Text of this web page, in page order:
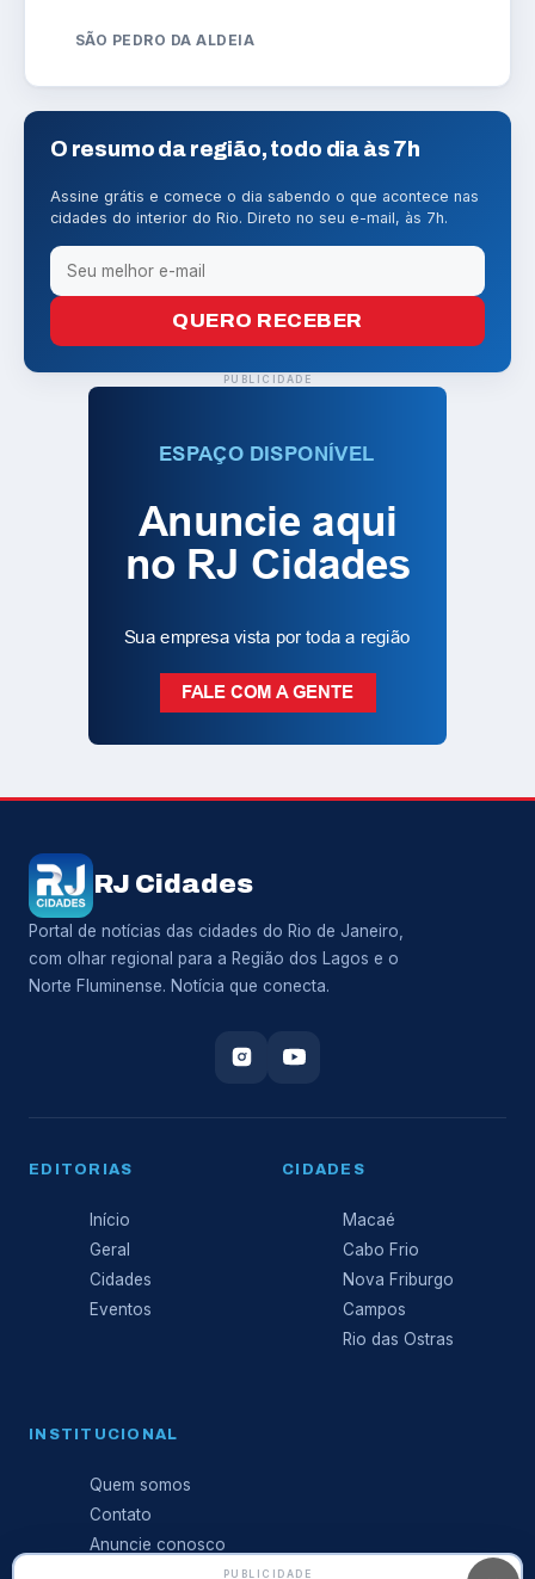
SÃO PEDRO DA ALDEIA
O resumo da região, todo dia às 7h
Assine grátis e comece o dia sabendo o que acontece nas
cidades do interior do Rio. Direto no seu e-mail, às 7h.
QUERO RECEBER
PUBLICIDADE
RJ Cidades
Portal de notícias das cidades do Rio de Janeiro,
com olhar regional para a Região dos Lagos e o
Norte Fluminense. Notícia que conecta.
EDITORIAS
Início
Geral
Cidades
Eventos
CIDADES
Macaé
Cabo Frio
Nova Friburgo
Campos
Rio das Ostras
INSTITUCIONAL
Quem somos
Contato
Anuncie conosco
PUBLICIDADE